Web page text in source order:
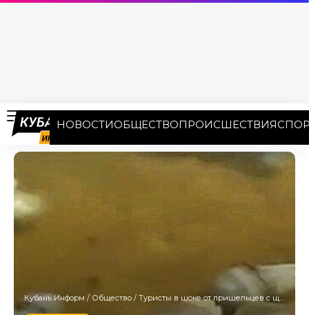
НОВОСТИОБЩЕСТВОПРОИСШЕСТВИЯ
Кубань Информ / Общество / Туристы в шоке от пришельцев с щупальцами: ядовитые медузы заполонили Азовское море